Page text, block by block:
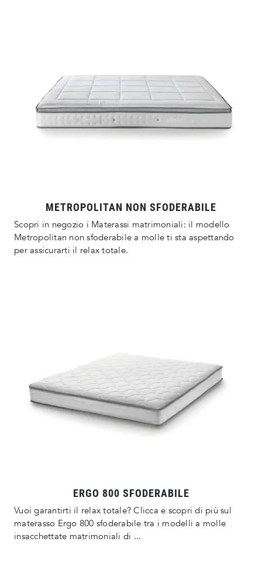
METROPOLITAN NON SFODERABILE
Scopri in negozio i Materassi matrimoniali: il modello
Metropolitan non sfoderabile a molle ti sta aspettando
per assicurarti il relax totale.
ERGO 800 SFODERABILE
Vuoi garantirti il relax totale? Clicca e scopri di più sul
materasso Ergo 800 sfoderabile tra i modelli a molle
insacchettate matrimoniali di ...